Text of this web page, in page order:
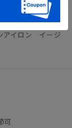
イロン イージ
可